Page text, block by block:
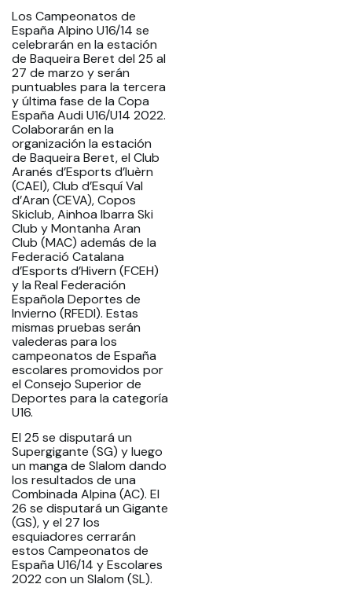
Los Campeonatos de
España Alpino U16/14 se
celebrarán en la estación
de Baqueira Beret del 25 al
27 de marzo y serán
puntuables para la tercera
y última fase de la Copa
España Audi U16/U14 2022.
Colaborarán en la
organización la estación
de Baqueira Beret, el Club
Aranés d’Esports d’Iuèrn
(CAEI), Club d’Esquí Val
d’Aran (CEVA), Copos
Skiclub, Ainhoa Ibarra Ski
Club y Montanha Aran
Club (MAC) además de la
Federació Catalana
d’Esports d’Hivern (FCEH)
y la Real Federación
Española Deportes de
Invierno (RFEDI). Estas
mismas pruebas serán
valederas para los
campeonatos de España
escolares promovidos por
el Consejo Superior de
Deportes para la categoría
U16.
El 25 se disputará un
Supergigante (SG) y luego
un manga de Slalom dando
los resultados de una
Combinada Alpina (AC). El
26 se disputará un Gigante
(GS), y el 27 los
esquiadores cerrarán
estos Campeonatos de
España U16/14 y Escolares
2022 con un Slalom (SL).